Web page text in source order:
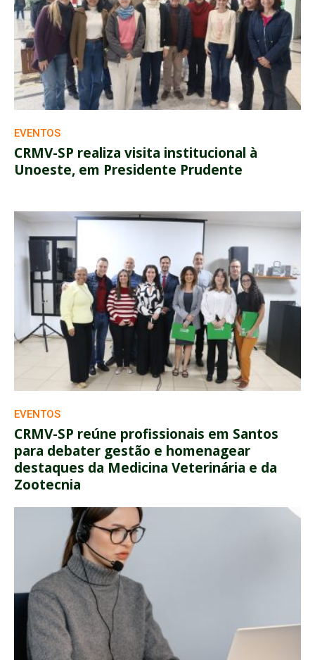
EVENTOS
CRMV-SP realiza visita institucional à
Unoeste, em Presidente Prudente
EVENTOS
CRMV-SP reúne profissionais em Santos
para debater gestão e homenagear
destaques da Medicina Veterinária e da
Zootecnia